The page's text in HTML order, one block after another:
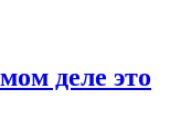
деле это